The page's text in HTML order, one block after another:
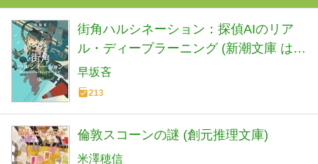
街角ハルシネーション：探偵AIのリア
ル・ディープラーニング (新潮文庫 は
72-5)
早坂吝
213
倫敦スコーンの謎 (創元推理文庫)
米澤穂信